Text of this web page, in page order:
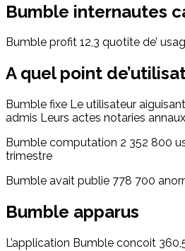
Bumble internautes
Bumble profit 12,3 quotite de’
A quel point
Bumble fixe Le utilisateur
admis Leurs actes notaries
Bumble computation 2 352 800
trimestre
Bumble avait publie 778 700
Bumble apparus
L’application Bumble concoit